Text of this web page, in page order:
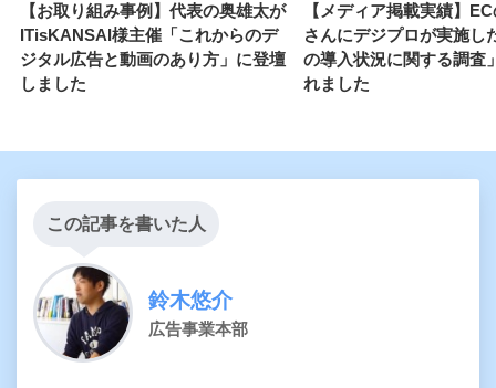
【お取り組み事例】代表の奥雄太が
ITisKANSAI様主催「これからのデ
ジタル広告と動画のあり方」に登壇
しました
【メディア掲載実績】
さんにデジプロが実施し
の導入状況に関する調査
れました
この記事を書いた人
鈴木悠介
広告事業本部